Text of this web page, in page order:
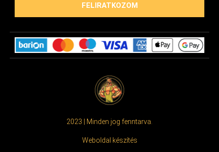
FELIRATKOZOM
2023 | Minden jog fenntarva.
Weboldal készítés